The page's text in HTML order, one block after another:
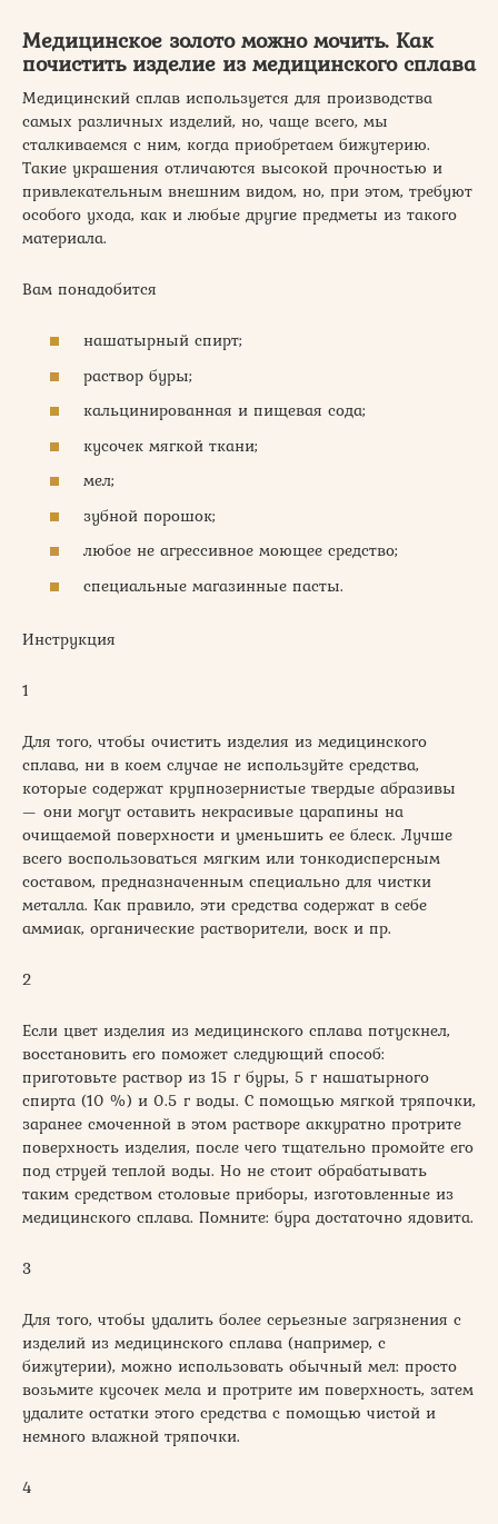
Медицинское золото можно мочить. Как
почистить изделие из медицинского сплава
Медицинский сплав используется для производства
самых различных изделий, но, чаще всего, мы
сталкиваемся с ним, когда приобретаем бижутерию.
Такие украшения отличаются высокой прочностью и
привлекательным внешним видом, но, при этом, требуют
особого ухода, как и любые другие предметы из такого
материала.
Вам понадобится
нашатырный спирт;
раствор буры;
кальцинированная и пищевая сода;
кусочек мягкой ткани;
мел;
зубной порошок;
любое не агрессивное моющее средство;
специальные магазинные пасты.
Инструкция
1
Для того, чтобы очистить изделия из медицинского
сплава, ни в коем случае не используйте средства,
которые содержат крупнозернистые твердые абразивы
— они могут оставить некрасивые царапины на
очищаемой поверхности и уменьшить ее блеск. Лучше
всего воспользоваться мягким или тонкодисперсным
составом, предназначенным специально для чистки
металла. Как правило, эти средства содержат в себе
аммиак, органические растворители, воск и пр.
2
Если цвет изделия из медицинского сплава потускнел,
восстановить его поможет следующий способ:
приготовьте раствор из 15 г буры, 5 г нашатырного
спирта (10 %) и 0.5 г воды. С помощью мягкой тряпочки,
заранее смоченной в этом растворе аккуратно протрите
поверхность изделия, после чего тщательно промойте его
под струей теплой воды. Но не стоит обрабатывать
таким средством столовые приборы, изготовленные из
медицинского сплава. Помните: бура достаточно ядовита.
3
Для того, чтобы удалить более серьезные загрязнения с
изделий из медицинского сплава (например, с
бижутерии), можно использовать обычный мел: просто
возьмите кусочек мела и протрите им поверхность, затем
удалите остатки этого средства с помощью чистой и
немного влажной тряпочки.
4